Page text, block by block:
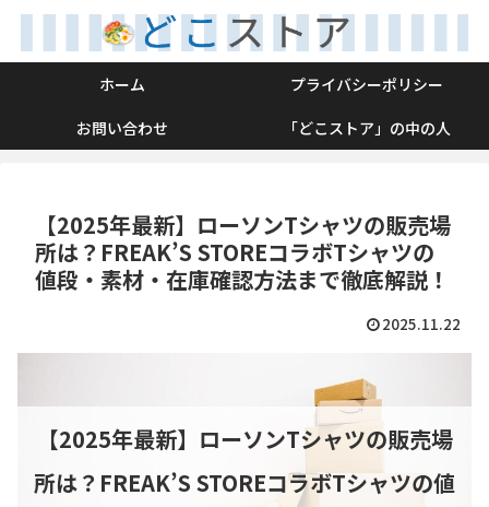
ホーム
プライバシーポリシー
お問い合わせ
「どこストア」の中の人
【2025年最新】ローソンTシャツの販売場
所は？FREAK’S STOREコラボTシャツの
値段・素材・在庫確認方法まで徹底解説！
2025.11.22
【2025年最新】ローソンTシャツの販売場
所は？FREAK’S STOREコラボTシャツの値